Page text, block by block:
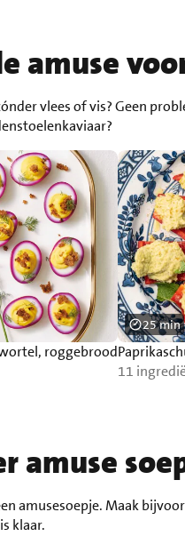
amuse
vlees of vis? Geen
roggebrood
11
25 min
amuse
amusesoepje. Maak
klaar.